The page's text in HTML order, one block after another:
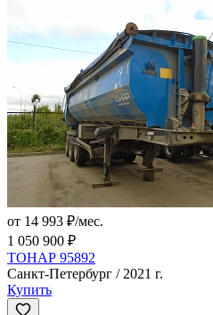
от 14 993 ₽/мес.
1 050 900 ₽
ТОНАР 95892
Санкт-Петербург / 2021 г.
Купить